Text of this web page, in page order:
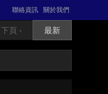
關於我們
聯絡資訊
下頁 › 最新